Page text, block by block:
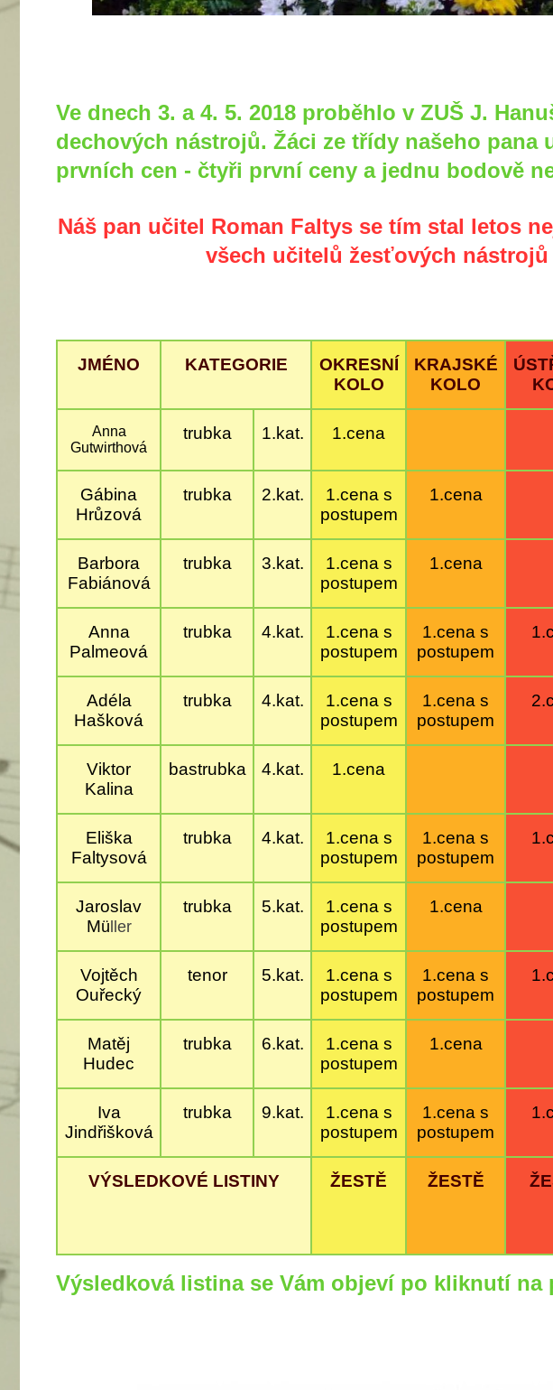
Ve dnech 3. a 4. 5. 2018 proběhlo v ZUŠ J.
dechových nástrojů. Žáci ze třídy našeho pana
prvních cen - čtyři první ceny a jednu bodově
Náš pan učitel Roman Faltys se tím stal letos
všech učitelů žesťových nástrojů
JMÉNO KATEGORIE
OKRESNÍ
KOLO
KRAJSKÉ
KOLO
Anna
Gutwirthová
trubka 1.kat. 1.cena
Gábina
Hrůzová
trubka 2.kat.
1.cena s
postupem
1.cena
Barbora
Fabiánová
trubka 3.kat.
1.cena s
postupem
1.cena
Anna
Palmeová
trubka 4.kat.
1.cena s
postupem
1.cena s
postupem
Adéla
Hašková
trubka 4.kat.
1.cena s
postupem
1.cena s
postupem
Viktor
Kalina
bastrubka 4.kat. 1.cena
Eliška
Faltysová
trubka 4.kat.
1.cena s
postupem
1.cena s
postupem
Jaroslav
Mü ller
trubka 5.kat.
1.cena s
postupem
1.cena
Vojtěch
Ouřecký
tenor 5.kat.
1.cena s
postupem
1.cena s
postupem
Matěj
Hudec
trubka 6.kat.
1.cena s
postupem
1.cena
Iva
Jindřišková
trubka 9.kat.
1.cena s
postupem
1.cena s
postupem
VÝSLEDKOVÉ LISTINY ŽESTĚ ŽESTĚ
Výsledková listina se Vám objeví po kliknutí na